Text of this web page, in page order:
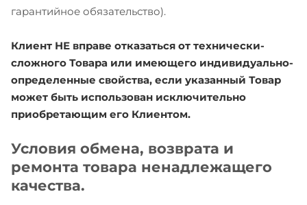
гарантийное обязательство).
Клиент НЕ вправе отказаться от технически-
сложного Товара или имеющего индивидуально-
определенные свойства, если указанный Товар
может быть использован исключительно
приобретающим его Клиентом.
Условия обмена, возврата и
ремонта товара ненадлежащего
качества.